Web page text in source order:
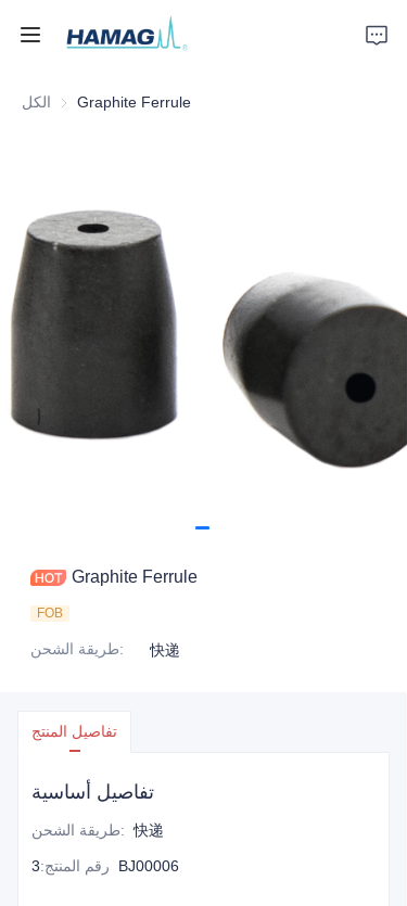
الكل Graphite Ferrule
Graphite Ferrule
FOB
طريقة الشحن: 快递
تفاصيل المنتج
تفاصيل أساسية
طريقة الشحن: 快递
رقم المنتج: 3BJ00006
الرئيسية
المنتجات